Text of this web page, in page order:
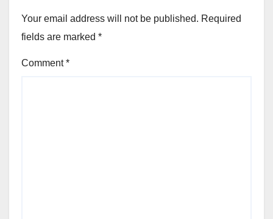
Your email address will not be published. Required
fields are marked *
Comment*